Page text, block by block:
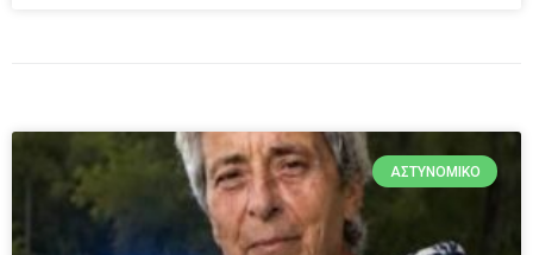
ΑΣΤΥΝΟΜΙΚΌ